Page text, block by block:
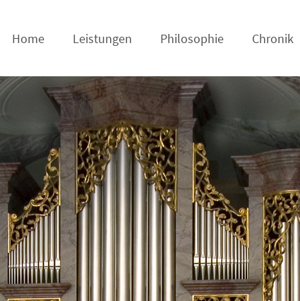
Home Leistungen Philosophie Chronik